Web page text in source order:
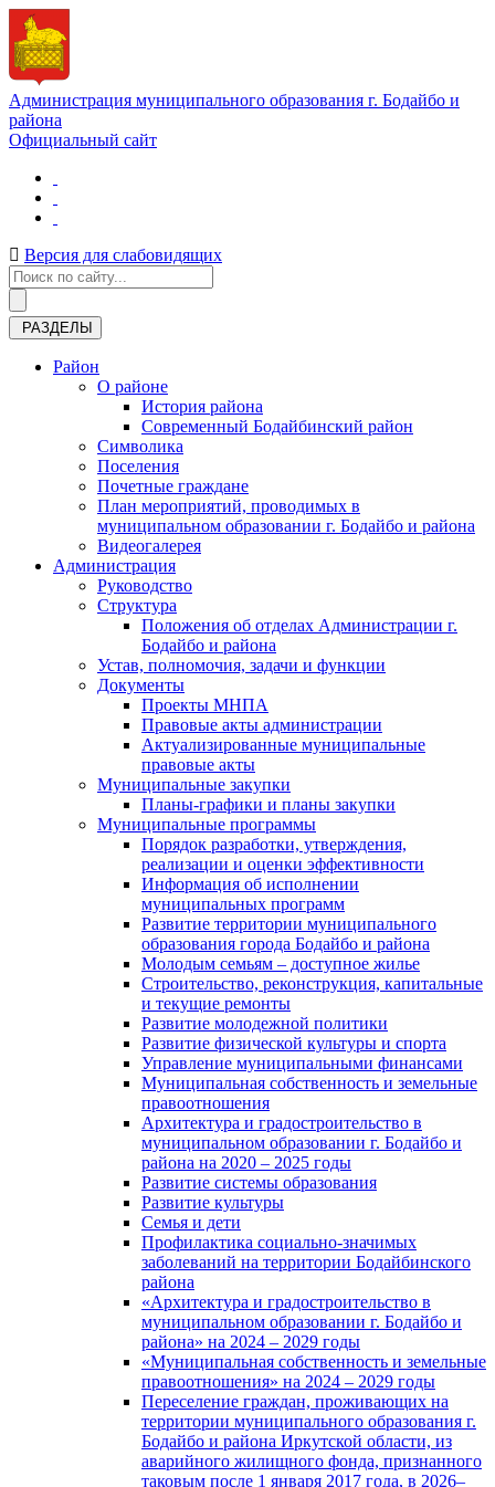
Администрация муниципального образования г. Бодайбо и
района
Официальный сайт
Версия для слабовидящих
РАЗДЕЛЫ
Район
О районе
История района
Современный Бодайбинский район
Символика
Поселения
Почетные граждане
План мероприятий, проводимых в
муниципальном образовании г. Бодайбо и района
Видеогалерея
Администрация
Руководство
Структура
Положения об отделах Администрации г.
Бодайбо и района
Устав, полномочия, задачи и функции
Документы
Проекты МНПА
Правовые акты администрации
Актуализированные муниципальные
правовые акты
Муниципальные закупки
Планы-графики и планы закупки
Муниципальные программы
Порядок разработки, утверждения,
реализации и оценки эффективности
Информация об исполнении
муниципальных программ
Развитие территории муниципального
образования города Бодайбо и района
Молодым семьям – доступное жилье
Строительство, реконструкция, капитальные
и текущие ремонты
Развитие молодежной политики
Развитие физической культуры и спорта
Управление муниципальными финансами
Муниципальная собственность и земельные
правоотношения
Архитектура и градостроительство в
муниципальном образовании г. Бодайбо и
района на 2020 – 2025 годы
Развитие системы образования
Развитие культуры
Семья и дети
Профилактика социально-значимых
заболеваний на территории Бодайбинского
района
«Архитектура и градостроительство в
муниципальном образовании г. Бодайбо и
района» на 2024 – 2029 годы
«Муниципальная собственность и земельные
правоотношения» на 2024 – 2029 годы
Переселение граждан, проживающих на
территории муниципального образования г.
Бодайбо и района Иркутской области, из
аварийного жилищного фонда, признанного
таковым после 1 января 2017 года, в 2026–